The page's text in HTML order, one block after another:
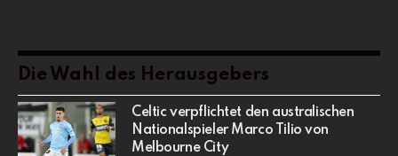
Die Wahl des Herausgebers
Celtic verpflichtet den australischen
Nationalspieler Marco Tilio von
Melbourne City